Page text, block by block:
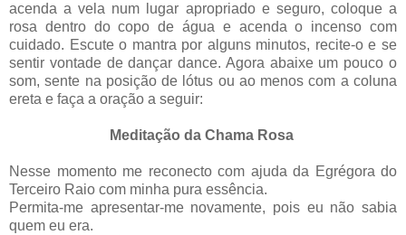
acenda a vela num lugar apropriado e seguro, coloque a
rosa dentro do copo de água e acenda o incenso com
cuidado. Escute o mantra por alguns minutos, recite-o e se
sentir vontade de dançar dance. Agora abaixe um pouco o
som, sente na posição de lótus ou ao menos com a coluna
ereta e faça a oração a seguir:
Meditação da Chama Rosa
Nesse momento me reconecto com ajuda da Egrégora do
Terceiro Raio com minha pura essência.
Permita-me apresentar-me novamente, pois eu não sabia
quem eu era.